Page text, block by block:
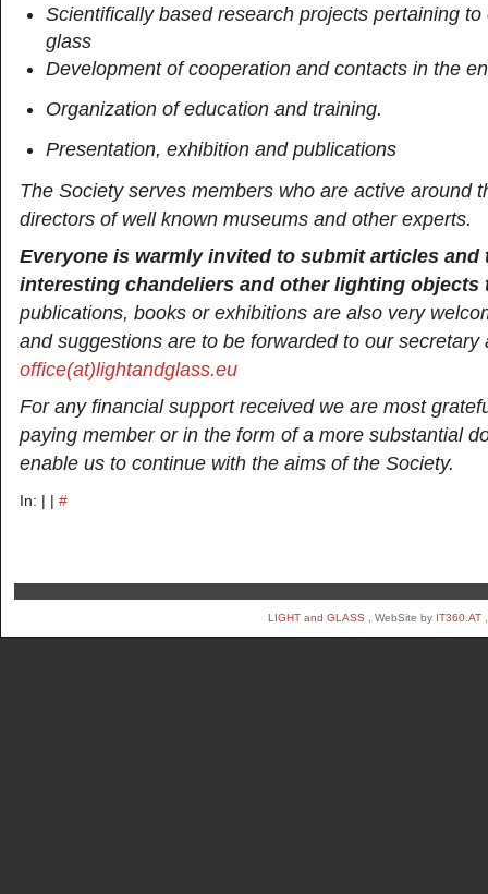
Scientifically based research projects pertaining
glass
Development of cooperation and contacts in the
Organization of education and training.
Presentation, exhibition and publications
The Society serves members who are active around
directors of well known museums and other experts.
Everyone is warmly invited to submit articles
interesting chandeliers and other lighting objects
publications, books or exhibitions are also very
and suggestions are to be forwarded to our secretary
office(at)lightandglass.eu
For any financial support received we are most
paying member or in the form of a more substantial
enable us to continue with the aims of the Society.
In: | | #
LIGHT and GLASS , WebSite by IT360.AT